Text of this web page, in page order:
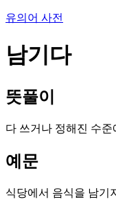
유의어 사전
남기다
뜻풀이
다 쓰거나 정해진 수준
예문
식당에서 음식을 남기